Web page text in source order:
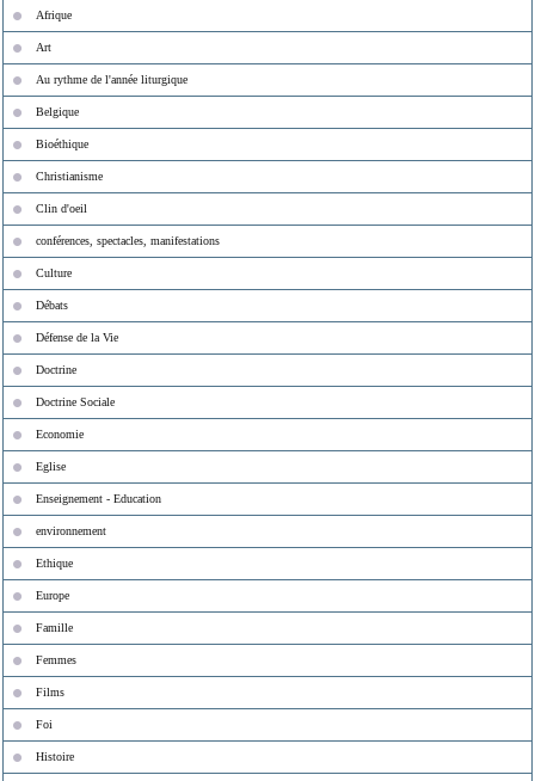
Afrique
Art
Au rythme de l'année liturgique
Belgique
Bioéthique
Christianisme
Clin d'oeil
conférences, spectacles, manifestations
Culture
Débats
Défense de la Vie
Doctrine
Doctrine Sociale
Economie
Eglise
Enseignement - Education
environnement
Ethique
Europe
Famille
Femmes
Films
Foi
Histoire